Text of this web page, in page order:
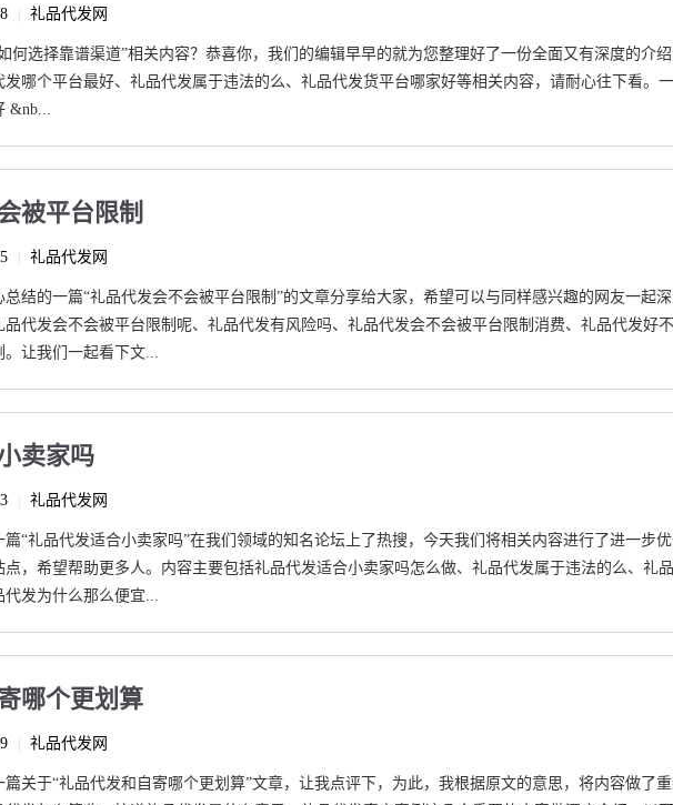
礼品代发网
何选择靠谱渠道”相关内容？恭喜你，我们的编辑早早的就为您整理好了一份全面又有深度的介
哪个平台最好、礼品代发属于违法的么、礼品代发货平台哪家好等相关内容，请耐心往下看。一
&nb...
被平台限制
礼品代发网
结的一篇“礼品代发会不会被平台限制”的文章分享给大家，希望可以与同样感兴趣的网友一起
代发会不会被平台限制呢、礼品代发有风险吗、礼品代发会不会被平台限制消费、礼品代发好
让我们一起看下文...
卖家吗
礼品代发网
“礼品代发适合小卖家吗”在我们领域的知名论坛上了热搜，今天我们将相关内容进行了进一步
，希望帮助更多人。内容主要包括礼品代发适合小卖家吗怎么做、礼品代发属于违法的么、礼
发为什么那么便宜...
哪个更划算
礼品代发网
关于“礼品代发和自寄哪个更划算”文章，让我点评下，为此，我根据原文的意思，将内容做了